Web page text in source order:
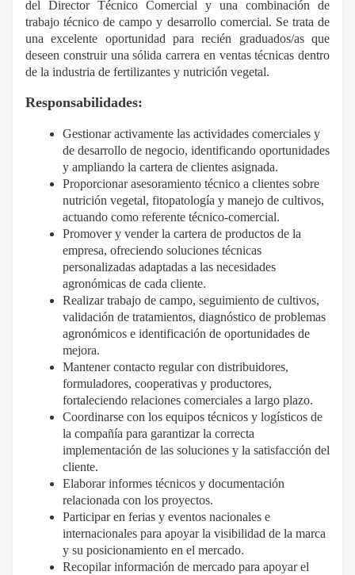
del Director Técnico Comercial y una combinación de
trabajo técnico de campo y desarrollo comercial. Se trata de
una excelente oportunidad para recién graduados/as que
deseen construir una sólida carrera en ventas técnicas dentro
de la industria de fertilizantes y nutrición vegetal.
Responsabilidades:
Gestionar activamente las actividades comerciales y
de desarrollo de negocio, identificando oportunidades
y ampliando la cartera de clientes asignada.
Proporcionar asesoramiento técnico a clientes sobre
nutrición vegetal, fitopatología y manejo de cultivos,
actuando como referente técnico-comercial.
Promover y vender la cartera de productos de la
empresa, ofreciendo soluciones técnicas
personalizadas adaptadas a las necesidades
agronómicas de cada cliente.
Realizar trabajo de campo, seguimiento de cultivos,
validación de tratamientos, diagnóstico de problemas
agronómicos e identificación de oportunidades de
mejora.
Mantener contacto regular con distribuidores,
formuladores, cooperativas y productores,
fortaleciendo relaciones comerciales a largo plazo.
Coordinarse con los equipos técnicos y logísticos de
la compañía para garantizar la correcta
implementación de las soluciones y la satisfacción del
cliente.
Elaborar informes técnicos y documentación
relacionada con los proyectos.
Participar en ferias y eventos nacionales e
internacionales para apoyar la visibilidad de la marca
y su posicionamiento en el mercado.
Recopilar información de mercado para apoyar el